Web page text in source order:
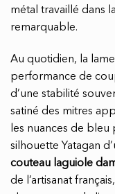
métal travaillé dans
remarquable.
Au quotidien, la
performance de
d’une stabilité
satiné des mitres
les nuances de
silhouette Yatagan
couteau laguiole
de l’artisanat